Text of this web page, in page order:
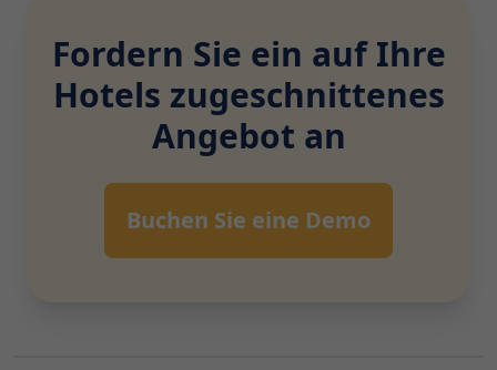
Fordern Sie ein auf Ihre
Hotels zugeschnittenes
Angebot an
Buchen Sie eine Demo